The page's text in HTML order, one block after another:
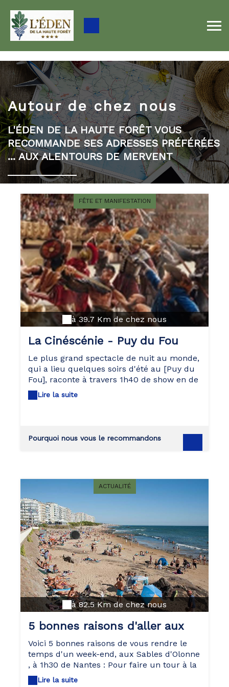
Autour de chez nous
L'ÉDEN DE LA HAUTE FORÊT VOUS
RECOMMANDE SES ADRESSES PRÉFÉRÉES
... AUX ALENTOURS DE MERVENT
FÊTE ET MANIFESTATION
à 39.7 Km de chez nous
La Cinéscénie - Puy du Fou
Le plus grand spectacle de nuit au monde,
qui a lieu quelques soirs d'été au [Puy du
Fou], raconte à travers 1h40 de show en de
son et lumières, 1200 comédiens et
danseurs mis en scène sur 23 hectares de
siècle. Réservation obligatoire.
Lire la suite
Pourquoi nous vous le recommandons
ACTUALITÉ
à 82.5 Km de chez nous
5 bonnes raisons d'aller aux
Sables d'Olonne
Voici 5 bonnes raisons de vous rendre le
temps d'un week-end, aux Sables d'Olonne
, à 1h30 de Nantes : Pour faire un tour à la
plage Outre un saut dans les vagues ou
Lire la suite